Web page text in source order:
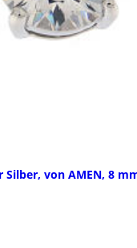
von AMEN, 8